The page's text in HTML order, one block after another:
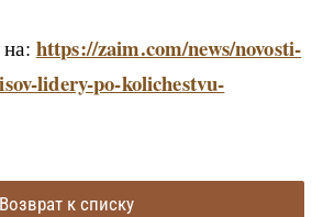
https://zaim.com/news/novosti-
lidery-po-kolichestvu-
Возврат к списку